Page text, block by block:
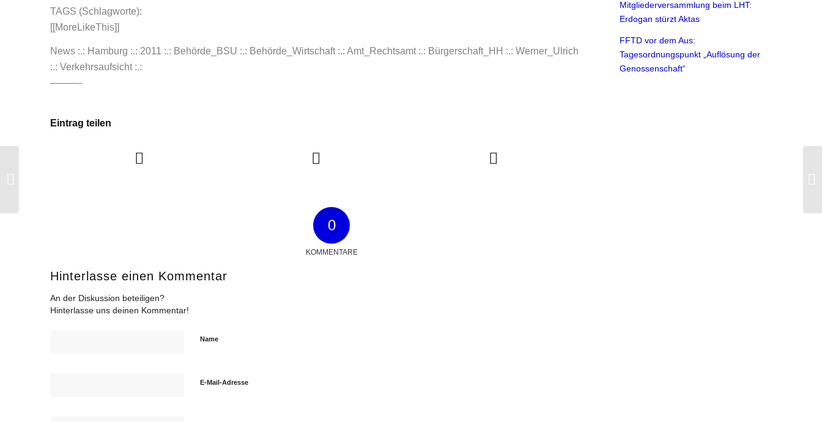
TAGS (Schlagworte):
[[MoreLikeThis]]
News :.: Hamburg :.: 2011 :.: Behörde_BSU :.: Behörde_Wirtschaft :.: Amt_Rechtsamt :.: Bürgerschaft_HH :.: Werner_Ulrich
:.: Verkehrsaufsicht :.:
———-
Eintrag teilen
0
KOMMENTARE
Hinterlasse einen Kommentar
An der Diskussion beteiligen?
Hinterlasse uns deinen Kommentar!
Name
E-Mail-Adresse
Mitgliederversammlung beim LHT:
Erdogan stürzt Aktas
FFTD vor dem Aus:
Tagesordnungspunkt „Auflösung der
Genossenschaft“